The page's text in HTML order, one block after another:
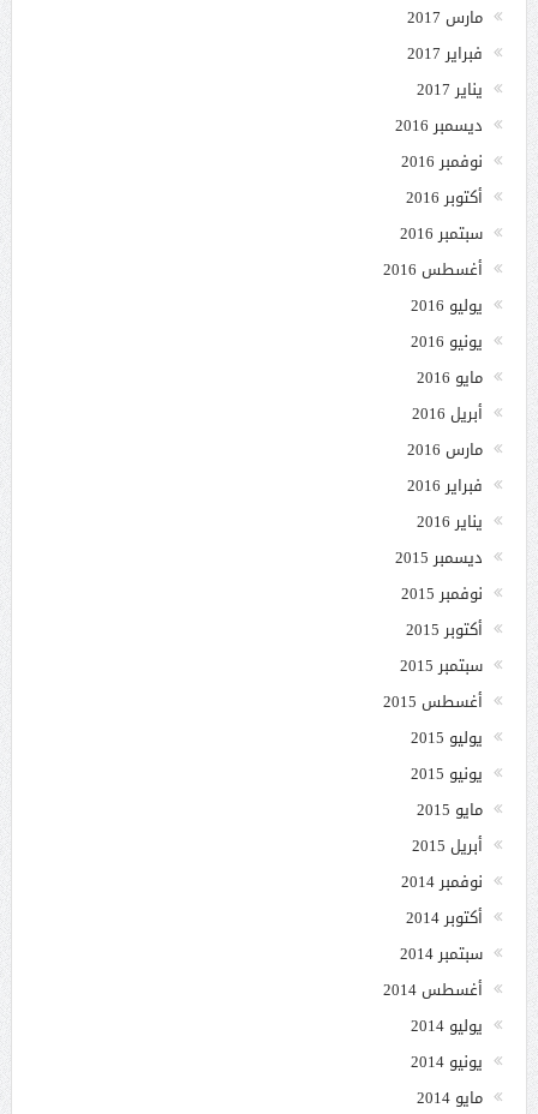
مارس 2017
فبراير 2017
يناير 2017
ديسمبر 2016
نوفمبر 2016
أكتوبر 2016
سبتمبر 2016
أغسطس 2016
يوليو 2016
يونيو 2016
مايو 2016
أبريل 2016
مارس 2016
فبراير 2016
يناير 2016
ديسمبر 2015
نوفمبر 2015
أكتوبر 2015
سبتمبر 2015
أغسطس 2015
يوليو 2015
يونيو 2015
مايو 2015
أبريل 2015
نوفمبر 2014
أكتوبر 2014
سبتمبر 2014
أغسطس 2014
يوليو 2014
يونيو 2014
مايو 2014